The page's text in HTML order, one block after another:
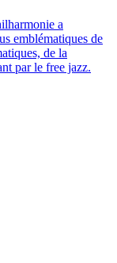
a
emblématiques de
de la
par le free jazz.